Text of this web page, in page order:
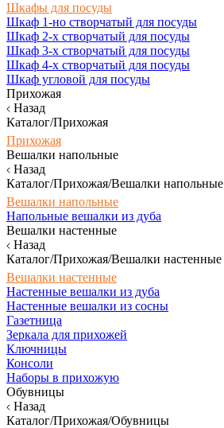
Шкафы для посуды
Шкаф 1-но створчатый для посуды
Шкаф 2-х створчатый для посуды
Шкаф 3-х створчатый для посуды
Шкаф 4-х створчатый для посуды
Шкаф угловой для посуды
Прихожая
Назад
Каталог/Прихожая
Прихожая
Вешалки напольные
Назад
Каталог/Прихожая/Вешалки напольные
Вешалки напольные
Напольные вешалки из дуба
Вешалки настенные
Назад
Каталог/Прихожая/Вешалки настенные
Вешалки настенные
Настенные вешалки из дуба
Настенные вешалки из сосны
Газетница
Зеркала для прихожей
Ключницы
Консоли
Наборы в прихожую
Обувницы
Назад
Каталог/Прихожая/Обувницы